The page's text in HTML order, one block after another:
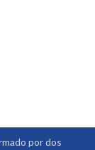
por dos